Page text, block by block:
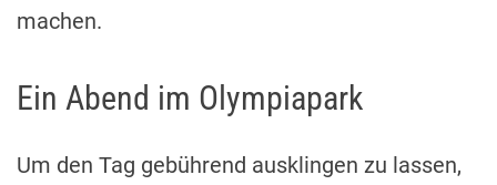
machen.
Ein Abend im Olympiapark
Um den Tag gebührend ausklingen zu lassen,